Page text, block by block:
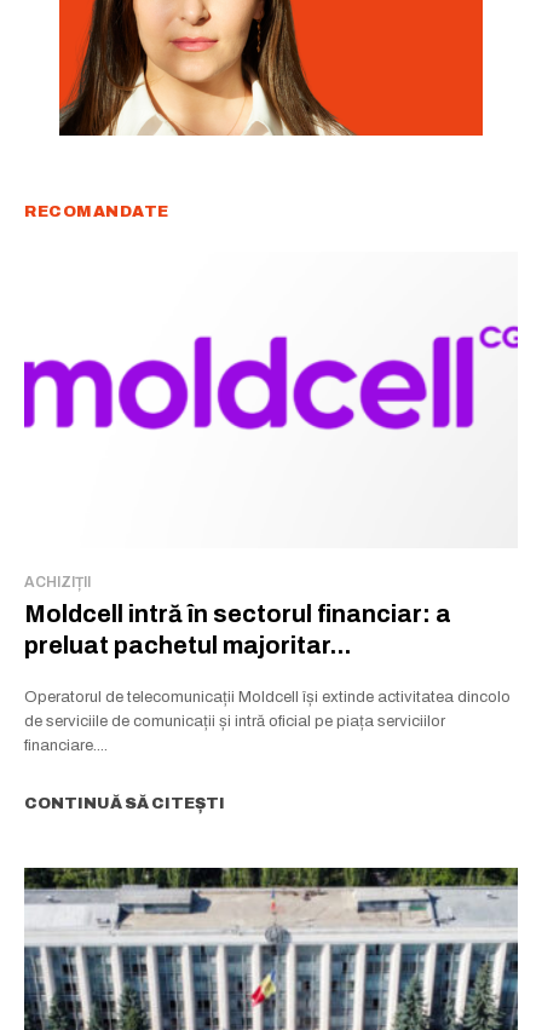
RECOMANDATE
ACHIZIȚII
Moldcell intră în sectorul financiar: a
preluat pachetul majoritar...
Operatorul de telecomunicații Moldcell își extinde activitatea dincolo
de serviciile de comunicații și intră oficial pe piața serviciilor
financiare....
CONTINUĂ SĂ CITEȘTI